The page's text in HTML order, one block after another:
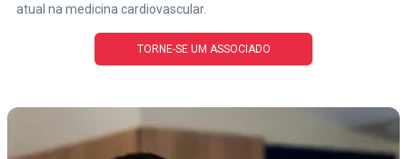
atual na medicina cardiovascular.
TORNE-SE UM ASSOCIADO